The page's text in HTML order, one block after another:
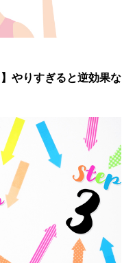
やりすぎると逆効果な